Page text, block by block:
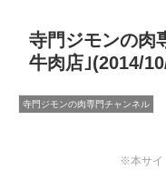
寺門ジモンの肉
牛肉店｣(2014/
寺門ジモンの肉専門チャンネル
※本サイ